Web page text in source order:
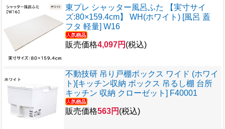
東プレ シャッター風呂ふた 【実寸サイ
ズ:80×159.4cm】 WH(ホワイト) [風呂 蓋
フタ 軽量] W16
販売価格4,097円 (税込)
不動技研 吊り戸棚ボックス ワイド (ホワイ
ト)[キッチン収納 ボックス 吊るし棚 台所
キッチン 収納 クローゼット] F40001
販売価格563円 (税込)